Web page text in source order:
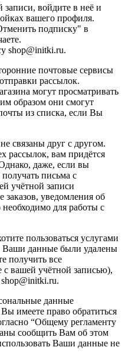
записи, войдите в неё и
вашего профиля.
подписку" в
shop@initki.ru.
почтовые сервисы
рассылок.
могут просматривать
образом они смогут
из списка, если Вы
связаны друг с другом.
рассылок, вам придётся
даже, если вы
получать письма с
учётной записи
заказов, уведомления об
для работы с
пользоваться услугами
Ваши данные были удалены
получить все
вашей учётной записью),
данные
имеете право обратиться
“Общему регламенту
сообщить Вам об этом
Ваши данные не